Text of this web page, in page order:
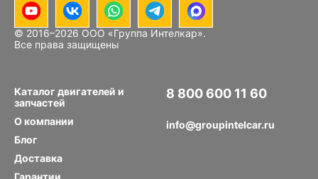
© 2016–2026 ООО «Группа Интелкар».
Все права защищены
Каталог двигателей и
запчастей
О компании
Блог
Доставка
8 800 600 11 60
info@groupintelcar.ru